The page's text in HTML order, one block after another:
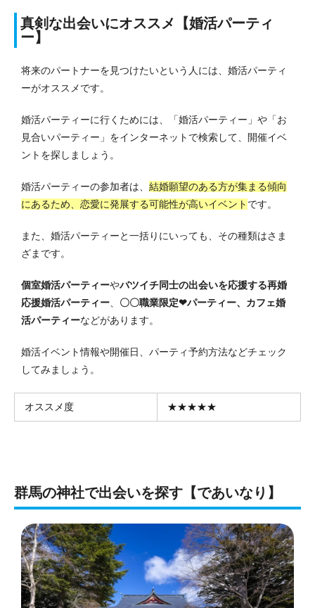
真剣な出会いにオススメ【婚活パーティ
ー】
将来のパートナーを見つけたいという人には、婚活パーティ
ーがオススメです。
婚活パーティーに行くためには、「婚活パーティー」や「お
見合いパーティー」をインターネットで検索して、開催イベ
ントを探しましょう。
婚活パーティーの参加者は、 結婚願望のある方が集まる傾向
にあるため、恋愛に発展する可能性が高いイベント です。
また、婚活パーティーと一括りにいっても、その種類はさま
ざまです。
個室婚活パーティーやバツイチ同士の出会いを応援する再婚
応援婚活パーティー
〇〇職業限定❤パーティー、 カフェ婚
活パーティーなどがあります。
婚活イベント情報や開催日、パーティ予約方法などチェック
してみましょう。
オススメ度 ★★★★★
群馬の神社で出会いを探す【であいなり】